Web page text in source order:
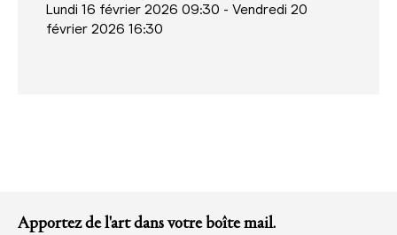
Lundi 16 février 2026 09:30 - Vendredi 20
février 2026 16:30
Apportez de l'art dans votre boîte mail.